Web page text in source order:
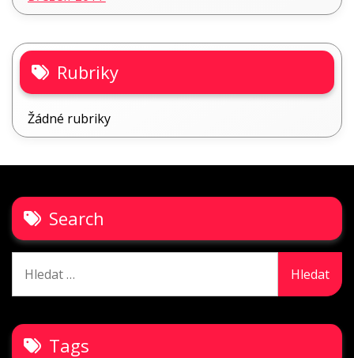
Rubriky
Žádné rubriky
Search
Tags